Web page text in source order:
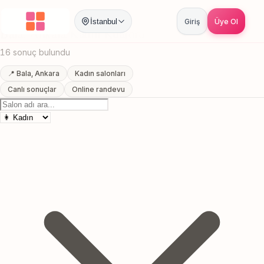
İstanbul Giriş Üye Ol
Anasayfa / Ankara Bala Kadın Kuaförü
Bala, Ankara Kadın Kuaförü
16 sonuç bulundu
📍 Bala, Ankara
Kadın salonları
Canlı sonuçlar
Online randevu